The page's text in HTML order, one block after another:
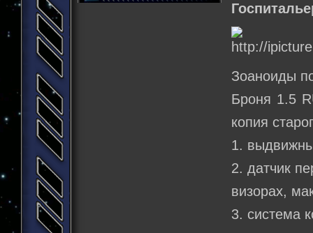
Зоаноиды
Броня 1.5
копия
1.
2. датчик
визорах,
3. система